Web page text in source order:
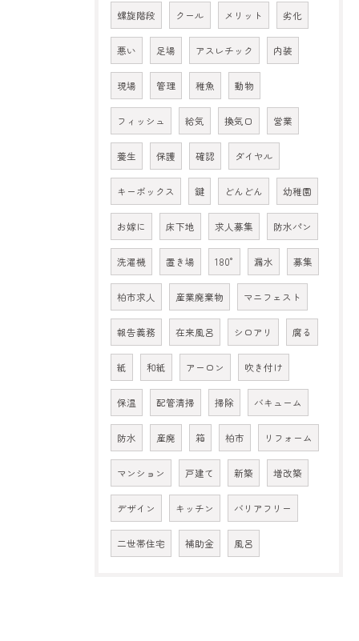
螺旋階段 クール メリット 劣化
悪い 足場 アスレチック 内装
現場 管理 稚魚 動物
フィッシュ 給気 換気口 営業
養生 保護 確認 ダイヤル
キーボックス 鍵 どんどん 幼稚園
お嫁に 床下地 求人募集 防水パン
洗濯機 置き場 180° 漏水 募集
柏市求人 産業廃棄物 マニフェスト
報告義務 在来風呂 シロアリ 腐る
紙 和紙 アーロン 吹き付け
保温 配管清掃 掃除 バキューム
防水 産廃 箱 柏市 リフォーム
マンション 戸建て 新築 増改築
デザイン キッチン バリアフリー
二世帯住宅 補助金 風呂